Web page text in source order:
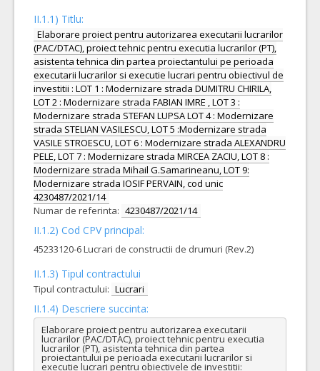
II.1.1) Titlu:
Elaborare proiect pentru autorizarea executarii lucrarilor
(PAC/DTAC), proiect tehnic pentru executia lucrarilor (PT),
asistenta tehnica din partea proiectantului pe perioada
executarii lucrarilor si executie lucrari pentru obiectivul de
investitii : LOT 1 : Modernizare strada DUMITRU CHIRILA,
LOT 2 : Modernizare strada FABIAN IMRE , LOT 3 :
Modernizare strada STEFAN LUPSA LOT 4 : Modernizare
strada STELIAN VASILESCU, LOT 5 :Modernizare strada
VASILE STROESCU, LOT 6 : Modernizare strada ALEXANDRU
PELE, LOT 7 : Modernizare strada MIRCEA ZACIU, LOT 8 :
Modernizare strada Mihail G.Samarineanu, LOT 9:
Modernizare strada IOSIF PERVAIN, cod unic
4230487/2021/14
Numar de referinta: 4230487/2021/14
II.1.2) Cod CPV principal:
45233120-6 Lucrari de constructii de drumuri (Rev.2)
II.1.3) Tipul contractului
Tipul contractului: Lucrari
II.1.4) Descriere succinta:
Elaborare proiect pentru autorizarea executarii
lucrarilor (PAC/DTAC), proiect tehnic pentru executia
lucrarilor (PT), asistenta tehnica din partea
proiectantului pe perioada executarii lucrarilor si
executie lucrari pentru obiectivele de investitii: